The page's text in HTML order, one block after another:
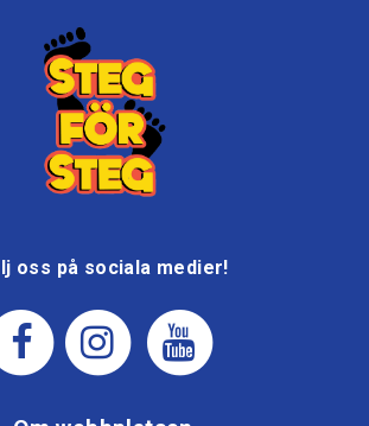
oss på sociala medier!